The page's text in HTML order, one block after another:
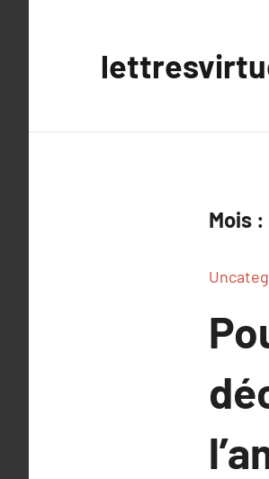
Mois :